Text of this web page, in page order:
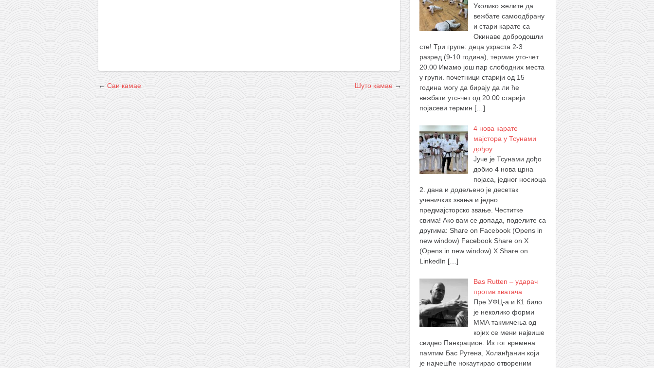
галерија клуба
чланарина
контакт
бесплатна е-књига
термини тренинга
моја прича
моја прича
фотке
контакт
←Саи камае Шуто камае →
Уколико желите да
вежбате самоодбрану
и стари карате са
Окинаве добродошли
сте! Три групе: деца узраста 2-3
разред (9-10 година), термин уто-чет
20.00 Имамо још пар слободних места
у групи. почетници старији од 15
година могу да бирају да ли ће
вежбати уто-чет од 20.00 старији
појасеви термин […]
4 нова карате
мајстора у Тсунами
дођоу
Јуче је Тсунами дођо
добио 4 нова црна
појаса, једног носиоца
2. дана и додељено је десетак
ученичких звања и једно
предмајсторско звање. Честитке
свима! Ако вам се допада, поделите са
другима: Share on Facebook (Opens in
new window) Facebook Share on X
(Opens in new window) X Share on
LinkedIn […]
Bas Rutten – ударач
против хватача
Пре УФЦ-а и К1 било
је неколико форми
ММА такмичења од
којих се мени највише
свидео Панкрацион. Из тог времена
памтим Бас Рутена, Холанђанин који
је најчешће нокаутирао отвореним